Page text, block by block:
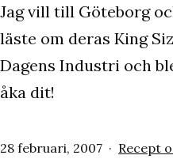
Jag vill till Göteborg
läste om deras King
Dagens Industri och
åka dit!
Publicerat
28 februari, 2007
Recept